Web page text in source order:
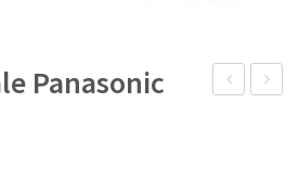
Panasonic